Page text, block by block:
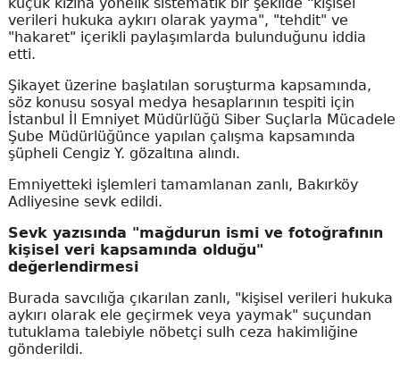
verileri hukuka aykırı olarak yayma", "tehdit" ve
"hakaret" içerikli paylaşımlarda bulunduğunu iddia
etti.
Şikayet üzerine başlatılan soruşturma kapsamında,
söz konusu sosyal medya hesaplarının tespiti için
İstanbul İl Emniyet Müdürlüğü Siber Suçlarla Mücadele
Şube Müdürlüğünce yapılan çalışma kapsamında
şüpheli Cengiz Y. gözaltına alındı.
Emniyetteki işlemleri tamamlanan zanlı, Bakırköy
Adliyesine sevk edildi.
Sevk yazısında "mağdurun ismi ve fotoğrafının
kişisel veri kapsamında olduğu"
değerlendirmesi
Burada savcılığa çıkarılan zanlı, "kişisel verileri hukuka
aykırı olarak ele geçirmek veya yaymak" suçundan
tutuklama talebiyle nöbetçi sulh ceza hakimliğine
gönderildi.